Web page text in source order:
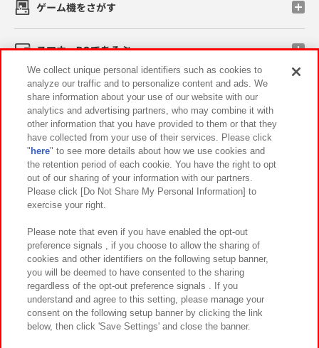
ゲーム機をさがす
スマホ・PCであそぶ
イベント・キャンペーン
関連会社 サステナビリティ サイトポリシー
プライバシーポリシー ウェブアクセシビリティ方針と検証結果
お取引先さまとともに
カスタマーハラスメント対応方針 よくあるご質問・お問い合わせ
©Bandai Namco Amusement Inc.
We collect unique personal identifiers such as cookies to
analyze our traffic and to personalize content and ads. We
share information about your use of our website with our
analytics and advertising partners, who may combine it with
other information that you have provided to them or that they
have collected from your use of their services. Please click
" here" to see more details about how we use cookies and
the retention period of each cookie. You have the right to opt
out of our sharing of your information with our partners.
Please click [Do Not Share My Personal Information] to
exercise your right.
Please note that even if you have enabled the opt-out
preference signals , if you choose to allow the sharing of
cookies and other identifiers on the following setup banner,
you will be deemed to have consented to the sharing
regardless of the opt-out preference signals . If you
understand and agree to this setting, please manage your
consent on the following setup banner by clicking the link
below, then click 'Save Settings' and close the banner.